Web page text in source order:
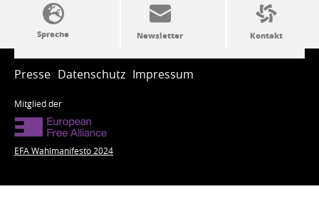
SSW-Politik von A bis Z
Presse Datenschutz Impressum
Mitglied der
EFA Wahlmanifesto 2024